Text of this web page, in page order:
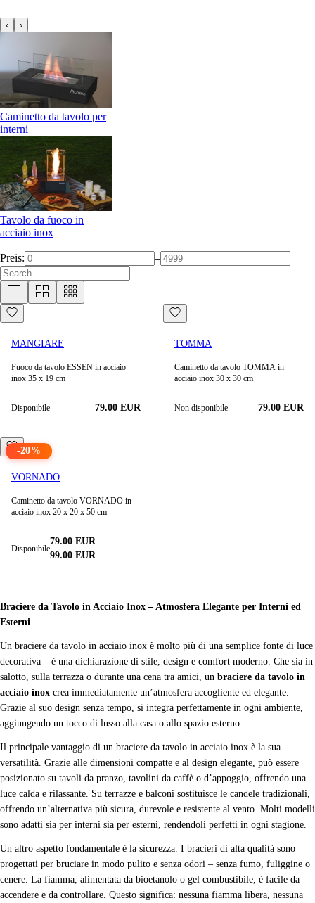
‹ ›
Caminetto da tavolo per
interni
Tavolo da fuoco in
acciaio inox
Preis: –
MANGIARE
Fuoco da tavolo ESSEN in acciaio
inox 35 x 19 cm
Disponibile 79.00 EUR
TOMMA
Caminetto da tavolo TOMMA in
acciaio inox 30 x 30 cm
Non disponibile 79.00 EUR
-20%
VORNADO
Caminetto da tavolo VORNADO in
acciaio inox 20 x 20 x 50 cm
Disponibile
79.00 EUR
99.00 EUR
Braciere da Tavolo in Acciaio Inox – Atmosfera Elegante per Interni ed
Esterni
Un braciere da tavolo in acciaio inox è molto più di una semplice fonte di luce
decorativa – è una dichiarazione di stile, design e comfort moderno. Che sia in
salotto, sulla terrazza o durante una cena tra amici, un braciere da tavolo in
acciaio inox crea immediatamente un’atmosfera accogliente ed elegante.
Grazie al suo design senza tempo, si integra perfettamente in ogni ambiente,
aggiungendo un tocco di lusso alla casa o allo spazio esterno.
Il principale vantaggio di un braciere da tavolo in acciaio inox è la sua
versatilità. Grazie alle dimensioni compatte e al design elegante, può essere
posizionato su tavoli da pranzo, tavolini da caffè o d’appoggio, offrendo una
luce calda e rilassante. Su terrazze e balconi sostituisce le candele tradizionali,
offrendo un’alternativa più sicura, durevole e resistente al vento. Molti modelli
sono adatti sia per interni sia per esterni, rendendoli perfetti in ogni stagione.
Un altro aspetto fondamentale è la sicurezza. I bracieri di alta qualità sono
progettati per bruciare in modo pulito e senza odori – senza fumo, fuliggine o
cenere. La fiamma, alimentata da bioetanolo o gel combustibile, è facile da
accendere e da controllare. Questo significa: nessuna fiamma libera, nessuna